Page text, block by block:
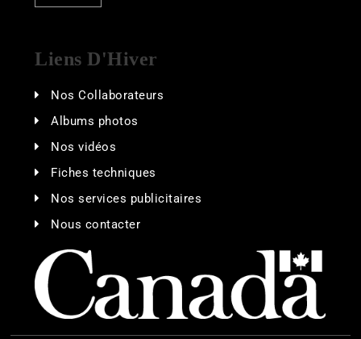
Liens D'Hiver
Nos Collaborateurs
Albums photos
Nos vidéos
Fiches techniques
Nos services publicitaires
Nous contacter